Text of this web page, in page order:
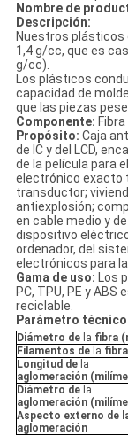
Nombre de
Descripción:
Nuestros plásticos
1,4 g/cc, que es
g/cc).
Los plásticos
capacidad de
que las piezas
Componente:
Propósito: Caja
de IC y del LCD,
de la película para
electrónico exacto
transductor;
antiexplosión;
en cable medio y
dispositivo
ordenador, del
electrónicos para
Gama de uso: Los
PC, TPU, PE y
reciclable.
Parámetro
Diámetro dela fibra
Filamentos dela
Longitud dela
aglomeración
Diámetro dela
aglomeración
Aspecto externo de
aglomeración